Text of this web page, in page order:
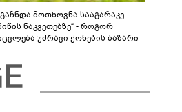
მოთხოვნა სააგარაკე
ნაკვეთებზე“ - როგორ
უძრავი ქონების ბაზარი